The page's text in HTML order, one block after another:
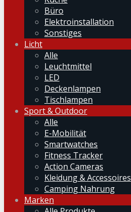
Büro
Elektroinstallation
Sonstiges
Licht
Alle
Leuchtmittel
LED
Deckenlampen
Tischlampen
Sport & Outdoor
Alle
E-Mobilität
Smartwatches
Fitness Tracker
Action Cameras
Kleidung & Accessoires
Camping Nahrung
Marken